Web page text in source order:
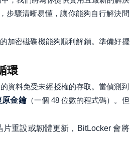
步驟清晰易懂，讓你能夠自行解決問
加密磁碟機能夠順利解鎖。準備好擺
環
資料免受未經授權的存取。當偵測到
原金鑰（一個 48 位數的程式碼）。但
片重設或韌體更新，BitLocker 會將